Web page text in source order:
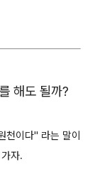
해도 될까?
천이다" 라는 말이
자.